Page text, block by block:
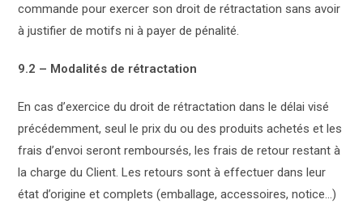
commande pour exercer son droit de rétractation sans avoir
à justifier de motifs ni à payer de pénalité.
9.2 – Modalités de rétractation
En cas d’exercice du droit de rétractation dans le délai visé
précédemment, seul le prix du ou des produits achetés et les
frais d’envoi seront remboursés, les frais de retour restant à
la charge du Client. Les retours sont à effectuer dans leur
état d’origine et complets (emballage, accessoires, notice…)